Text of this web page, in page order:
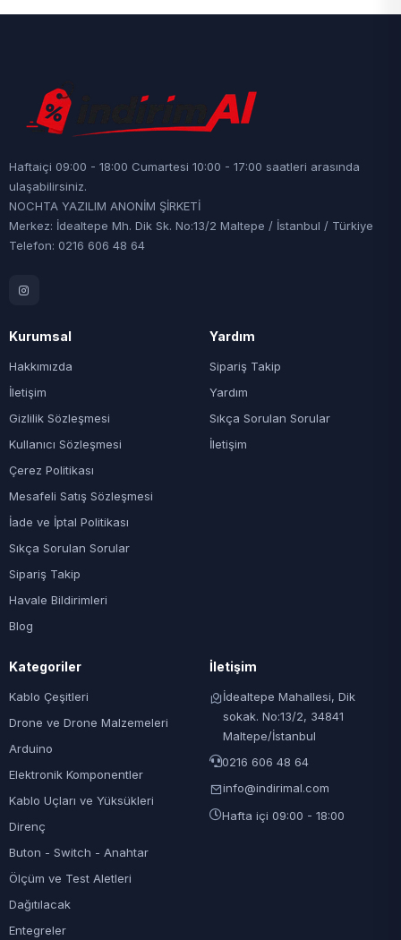
Haftaiçi 09:00 - 18:00 Cumartesi 10:00 - 17:00 saatleri arasında
ulaşabilirsiniz.
NOCHTA YAZILIM ANONİM ŞİRKETİ
Merkez: İdealtepe Mh. Dik Sk. No:13/2 Maltepe / İstanbul / Türkiye
Telefon: 0216 606 48 64
Kurumsal
Hakkımızda
İletişim
Gizlilik Sözleşmesi
Kullanıcı Sözleşmesi
Çerez Politikası
Mesafeli Satış Sözleşmesi
İade ve İptal Politikası
Sıkça Sorulan Sorular
Sipariş Takip
Havale Bildirimleri
Blog
Yardım
Sipariş Takip
Yardım
Sıkça Sorulan Sorular
İletişim
Kategoriler
Kablo Çeşitleri
Drone ve Drone Malzemeleri
Arduino
Elektronik Komponentler
Kablo Uçları ve Yüksükleri
Direnç
Buton - Switch - Anahtar
Ölçüm ve Test Aletleri
Dağıtılacak
Entegreler
İletişim
İdealtepe Mahallesi, Dik
sokak. No:13/2, 34841
Maltepe/İstanbul
0216 606 48 64
info@indirimal.com
Hafta içi 09:00 - 18:00